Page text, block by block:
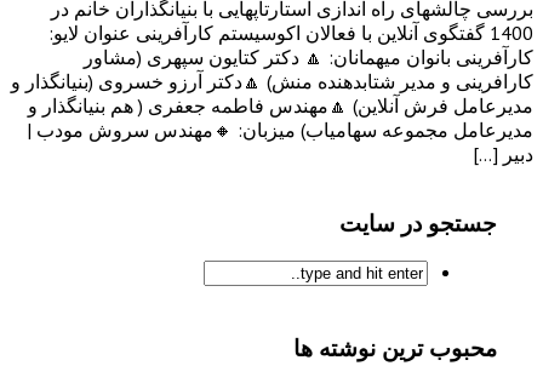
بررسی چالشهای راه اندازی استارتاپهایی با بنیانگذاران خانم در
1400 گفتگوی آنلاین با فعالان اکوسیستم کارآفرینی عنوان لایو:
کارآفرینی بانوان میهمانان: 🔼 دکتر کتایون سپهری (مشاور
کارافرینی و مدیر شتابدهنده منش) 🔼دکتر آرزو خسروی (بنیانگذار و
مدیرعامل فرش آنلاین) 🔼مهندس فاطمه جعفری ( هم بنیانگذار و
مدیرعامل مجموعه سهامیاب) میزبان: 🔸مهندس سروش مودب |
دبیر […]
جستجو در سایت
محبوب ترین نوشته ها